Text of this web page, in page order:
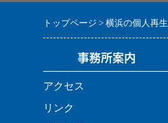
トップページ 横浜の個人再生
事務所案内
アクセス
リンク